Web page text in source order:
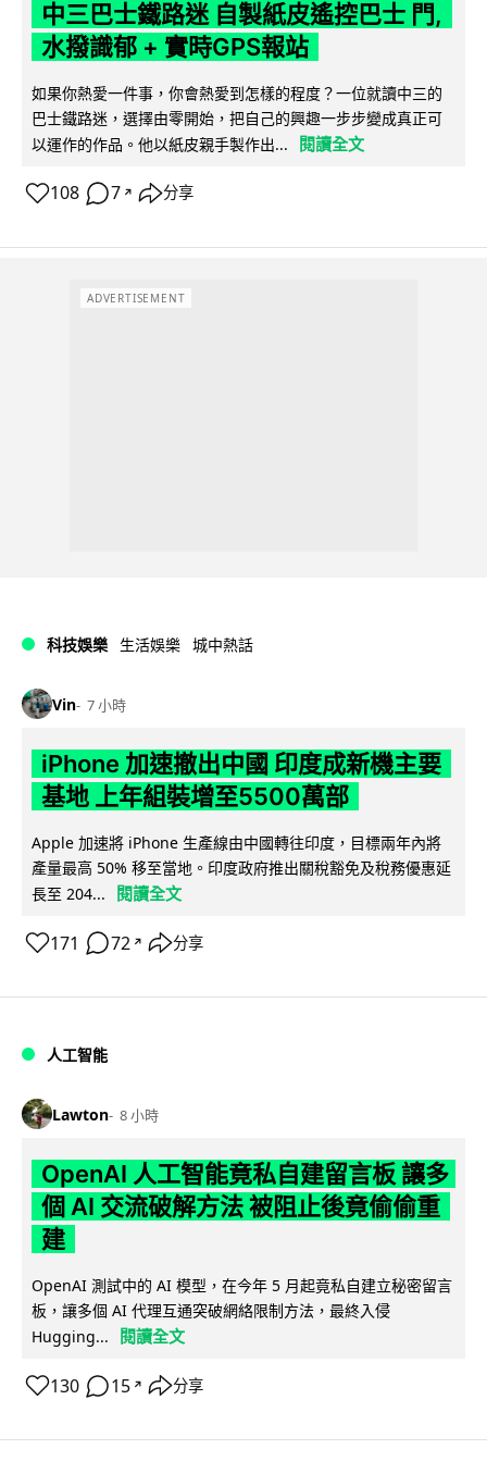
中三巴士鐵路迷 自製紙皮遙控巴士 門,
水撥識郁 + 實時GPS報站
如果你熱愛一件事，你會熱愛到怎樣的程度？一位就讀中三的
巴士鐵路迷，選擇由零開始，把自己的興趣一步步變成真正可
以運作的作品。他以紙皮親手製作出...
閱讀全文
108 7 ↗ 分享
ADVERTISEMENT
科技娛樂 生活娛樂 城中熱話
Vin 7 小時
iPhone 加速撤出中國 印度成新機主要
基地 上年組裝增至5500萬部
Apple 加速將 iPhone 生產線由中國轉往印度，目標兩年內將
產量最高 50% 移至當地。印度政府推出關稅豁免及稅務優惠延
長至 204...
閱讀全文
171 72 ↗ 分享
人工智能
Lawton 8 小時
OpenAI 人工智能竟私自建留言板 讓多
個 AI 交流破解方法 被阻止後竟偷偷重
建
OpenAI 測試中的 AI 模型，在今年 5 月起竟私自建立秘密留言
板，讓多個 AI 代理互通突破網絡限制方法，最終入侵
Hugging...
閱讀全文
130 15 ↗ 分享